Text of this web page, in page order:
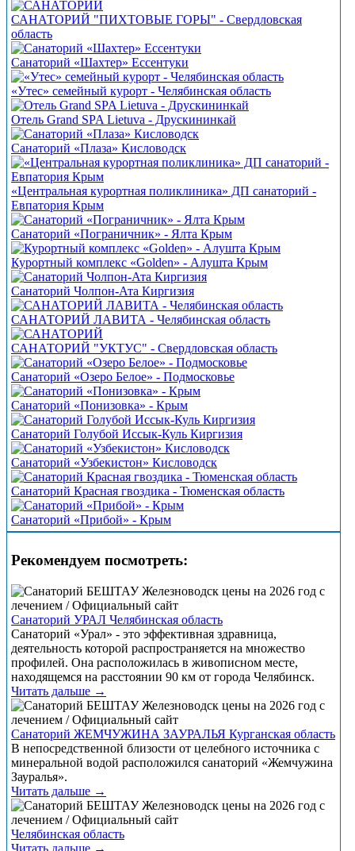
САНАТОРИЙ "ПИХТОВЫЕ ГОРЫ" - Свердловская
область
Санаторий «Шахтер» Ессентуки
«Утес» семейный курорт - Челябинская область
Отель Grand SPA Lietuva - Друскининкай
Санаторий «Плаза» Кисловодск
«Центральная курортная поликлиника» ДП санаторий -
Евпатория Крым
Санаторий «Пограничник» - Ялта Крым
Курортный комплекс «Golden» - Алушта Крым
Санаторий Чолпон-Ата Киргизия
САНАТОРИЙ ЛАВИТА - Челябинская область
САНАТОРИЙ "УКТУС" - Свердловская область
Санаторий «Озеро Белое» - Подмосковье
Санаторий «Понизовка» - Крым
Санаторий Голубой Иссык-Куль Киргизия
Санаторий «Узбекистон» Кисловодск
Санаторий Красная гвоздика - Тюменская область
Санаторий «Прибой» - Крым
Рекомендуем посмотреть:
Санаторий УРАЛ Челябинская область
Санаторий «Урал» - это эффективная здравница,
деятельность которой распространяется на множество
профилей. Она расположилась в живописном месте,
находящемся на расстоянии 90 км от города Челябинск.
Читать дальше →
Санаторий ЖЕМЧУЖИНА ЗАУРАЛЬЯ Курганская область
В непосредственной близости от целебного источника с
минеральной водой расположился санаторий «Жемчужина
Зауралья».
Читать дальше →
Челябинская область
Читать дальше →